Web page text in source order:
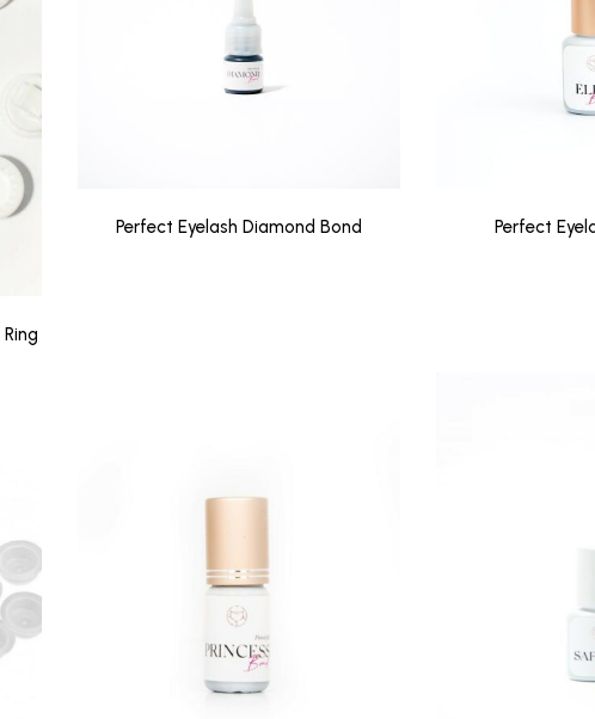
Perfect Eyelash Diamond Bond Perfect